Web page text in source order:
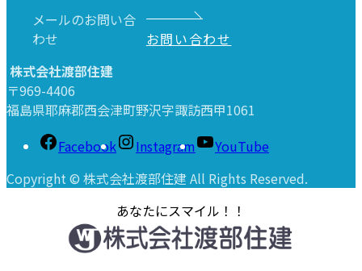
メールのお問い合
わせ
お問い合わせ
株式会社渡部住建
〒969-4406
福島県耶麻郡西会津町野沢字諏訪西甲1061
Facebook
Instagram
YouTube
Copyright © 株式会社渡部住建 All Rights Reserved.
あなたにスマイル！！